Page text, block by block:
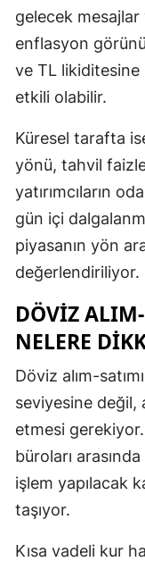
gelecek
enflasyon
ve TL likiditesine
etkili olabilir.
Küresel tarafta
yönü, tahvil
yatırımcıların
gün içi
piyasanın yön
değerlendiriliyor.
DÖVIZ
NELERE
Döviz alım-
seviyesine değil,
etmesi
büroları
işlem yapılacak
taşıyor.
Kısa vadeli kur